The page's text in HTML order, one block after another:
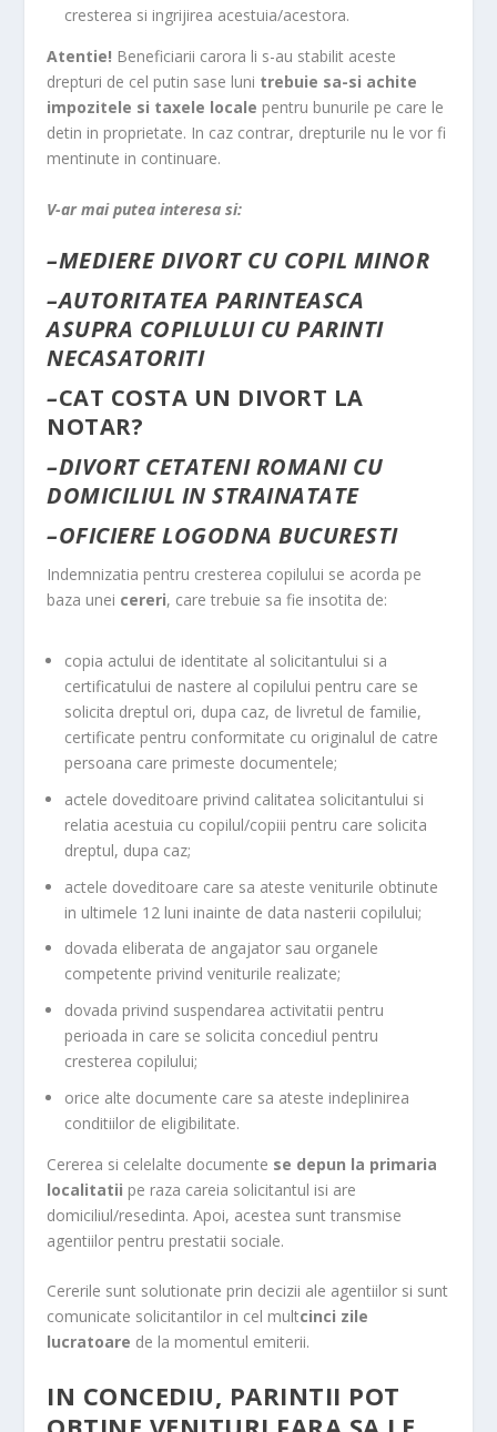
cresterea si ingrijirea acestuia/acestora.
Atentie! Beneficiarii carora li s-au stabilit aceste
drepturi de cel putin sase luni trebuie sa-si achite
impozitele si taxele locale pentru bunurile pe care le
detin in proprietate. In caz contrar, drepturile nu le vor fi
mentinute in continuare.
V-ar mai putea interesa si:
–MEDIERE DIVORT CU COPIL MINOR
–AUTORITATEA PARINTEASCA
ASUPRA COPILULUI CU PARINTI
NECASATORITI
–CAT COSTA UN DIVORT LA
NOTAR?
–DIVORT CETATENI ROMANI CU
DOMICILIUL IN STRAINATATE
–OFICIERE LOGODNA BUCURESTI
Indemnizatia pentru cresterea copilului se acorda pe
baza unei cereri, care trebuie sa fie insotita de:
copia actului de identitate al solicitantului si a
certificatului de nastere al copilului pentru care se
solicita dreptul ori, dupa caz, de livretul de familie,
certificate pentru conformitate cu originalul de catre
persoana care primeste documentele;
actele doveditoare privind calitatea solicitantului si
relatia acestuia cu copilul/copiii pentru care solicita
dreptul, dupa caz;
actele doveditoare care sa ateste veniturile obtinute
in ultimele 12 luni inainte de data nasterii copilului;
dovada eliberata de angajator sau organele
competente privind veniturile realizate;
dovada privind suspendarea activitatii pentru
perioada in care se solicita concediul pentru
cresterea copilului;
orice alte documente care sa ateste indeplinirea
conditiilor de eligibilitate.
Cererea si celelalte documente se depun la primaria
localitatii pe raza careia solicitantul isi are
domiciliul/resedinta. Apoi, acestea sunt transmise
agentiilor pentru prestatii sociale.
Cererile sunt solutionate prin decizii ale agentiilor si sunt
comunicate solicitantilor in cel multcinci zile
lucratoare de la momentul emiterii.
IN CONCEDIU, PARINTII POT